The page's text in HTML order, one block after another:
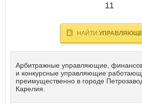
11
НАЙТИ
Арбитражные управляющие,
и конкурсные управляющие
преимущественно в городе
Карелия.